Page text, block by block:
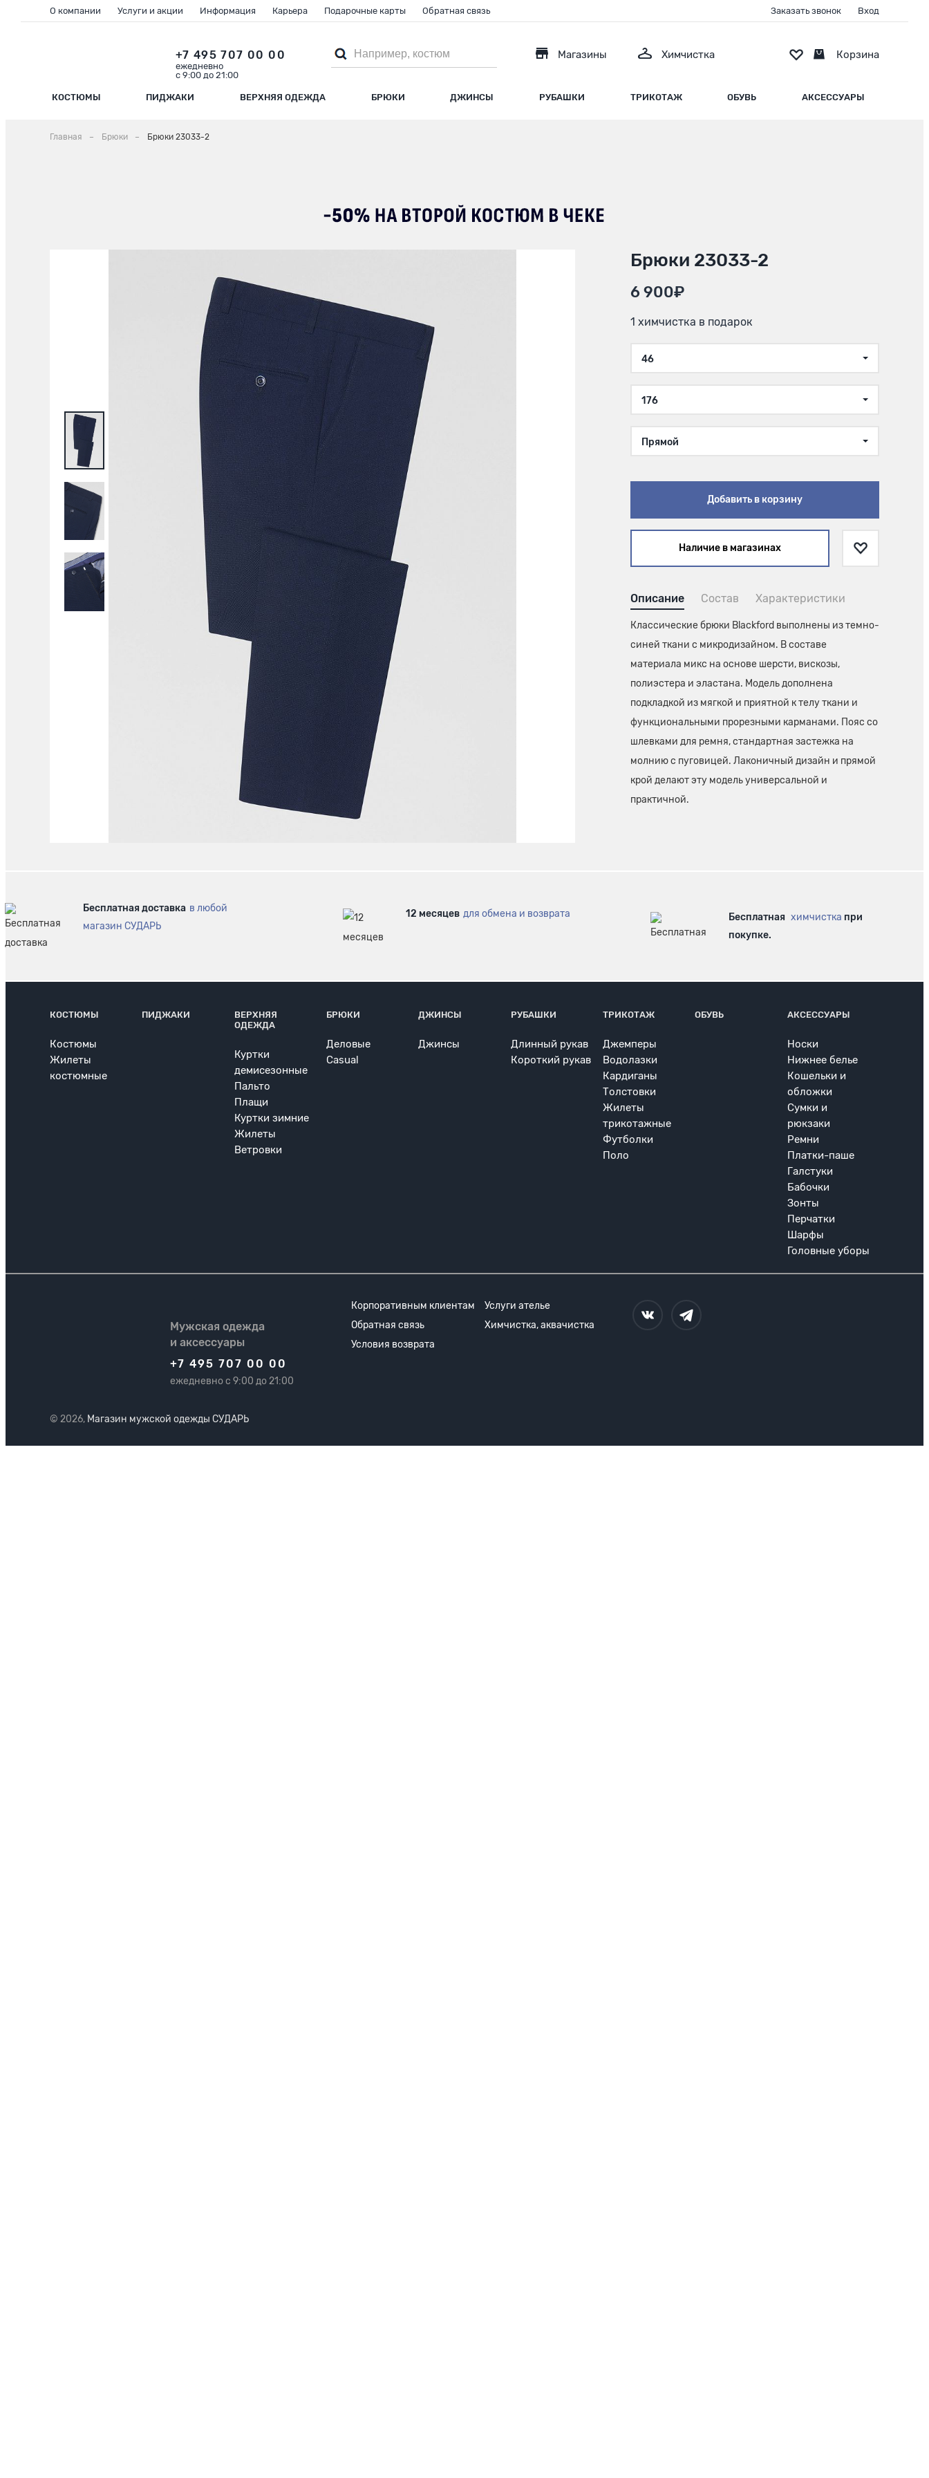
КОСТЮМЫ ПИДЖАКИ ВЕРХНЯЯ ОДЕЖДА БРЮКИ ДЖИНСЫ РУБАШКИ ТРИКОТАЖ ОБУВЬ АКСЕССУАРЫ
+7 495 707 00 00
ежедневно
с 9:00 до 21:00
Магазины Химчистка
О компании Услуги и акции Информация Карьера Подарочные карты Обратная связь Заказать звонок Вход
Корзина
Главная Брюки Брюки 23033-2
Брюки 23033-2
6 900₽
1 химчистка в подарок
46
176
Прямой
Добавить в корзину
Наличие в магазинах
Описание Состав Характеристики
Классические брюки Blackford выполнены из темно-
синей ткани с микродизайном. В составе
материала микс на основе шерсти, вискозы,
полиэстера и эластана. Модель дополнена
подкладкой из мягкой и приятной к телу ткани и
функциональными прорезными карманами. Пояс со
шлевками для ремня, стандартная застежка на
молнию с пуговицей. Лаконичный дизайн и прямой
крой делают эту модель универсальной и
практичной.
Бесплатная доставка в любой
магазин СУДАРЬ
12 месяцев для обмена и возврата Бесплатная химчистка при
покупке.
КОСТЮМЫ
Костюмы
Жилеты
костюмные
ПИДЖАКИ
ВЕРХНЯЯ
ОДЕЖДА
Куртки
демисезонные
Пальто
Плащи
Куртки зимние
Жилеты
Ветровки
БРЮКИ
Деловые
Casual
ДЖИНСЫ
Джинсы
РУБАШКИ
Длинный рукав
Короткий рукав
ТРИКОТАЖ
Джемперы
Водолазки
Кардиганы
Толстовки
Жилеты
трикотажные
Футболки
Поло
ОБУВЬ АКСЕССУАРЫ
Носки
Нижнее белье
Кошельки и
обложки
Сумки и
рюкзаки
Ремни
Платки-паше
Галстуки
Бабочки
Зонты
Перчатки
Шарфы
Головные уборы
Мужская одежда
и аксессуары
+7 495 707 00 00
ежедневно с 9:00 до 21:00
Корпоративным клиентам
Услуги ателье
Обратная связь
Химчистка, аквачистка
Условия возврата
© 2026, Магазин мужской одежды СУДАРЬ